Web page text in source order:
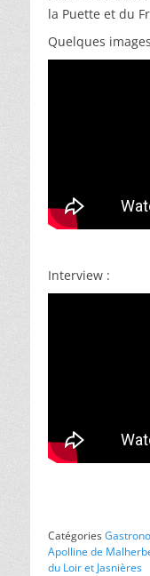
la Puette et du
Quelques
Interview :
Catégories
Apolline de
du Loir et Jasnières